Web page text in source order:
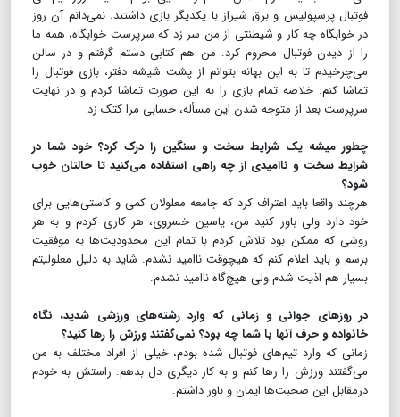
فوتبال پرسپولیس و برق شیراز با یکدیگر بازی داشتند. نمی‌دانم آن روز
در خوابگاه چه کار و شیطنتی از من سر زد که سرپرست خوابگاه، همه ما
را از دیدن فوتبال محروم کرد. من هم کتابی دستم گرفتم و در سالن
می‌چرخیدم تا به این بهانه بتوانم از پشت شیشه دفتر، بازی فوتبال را
تماشا کنم. خلاصه تمام بازی را به این صورت تماشا کردم و در نهایت
سرپرست بعد از متوجه شدن این مسأله، حسابی مرا کتک زد
چطور میشه یک شرایط سخت و سنگین را درک کرد؟ خود شما در
شرایط سخت و ناامیدی از چه راهی استفاده می‌کنید تا حالتان خوب
شود؟
هرچند واقعا باید اعتراف کرد که جامعه معلولان کمی و کاستی‌هایی برای
خود دارد ولی باور کنید من، یاسین خسروی، هر کاری کردم و به هر
روشی که ممکن بود تلاش کردم با تمام این محدودیت‌ها به موفقیت
برسم و باید اعلام کنم که هیچوقت ناامید نشدم. شاید به دلیل معلولیتم
بسیار هم اذیت شدم ولی هیچ‌گاه ناامید نشدم.
در روزهای جوانی و زمانی که وارد رشته‌های ورزشی شدید، نگاه
خانواده و حرف آنها با شما چه بود؟ نمی‌گفتند ورزش را رها کنید؟
زمانی که وارد تیم‌های فوتبال شده بودم، خیلی از افراد مختلف به من
می‌گفتند ورزش را رها کنم و به کار دیگری دل بدهم. راستش به خودم
درمقابل این صحبت‌ها ایمان و باور داشتم.